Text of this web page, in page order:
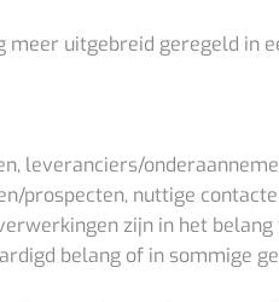
uitgebreid geregeld in
leveranciers/
prospecten, nuttige
zijn in het
belang of in sommige